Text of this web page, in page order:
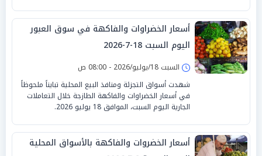
أسعار الخضراوات والفاكهة في سوق العبور
اليوم السبت 18-7-2026
السبت 18/يوليو/2026 - 08:00 ص
شهدت أسواق التجزئة ومنافذ البيع المحلية تبايناً ملحوظاً
في أسعار الخضراوات والفاكهة الطازجة خلال التعاملات
الجارية اليوم السبت، الموافق 18 يوليو 2026.
أسعار الخضروات والفاكهة بالأسواق المحلية